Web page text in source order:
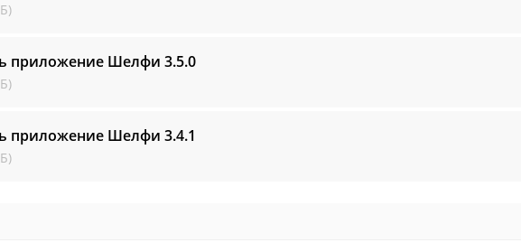
приложение Шелфи 3.5.0
приложение Шелфи 3.4.1